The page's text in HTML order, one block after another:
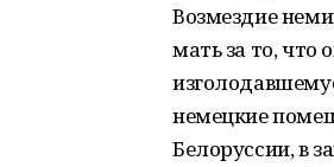
Возмездие
мать за то, что
немецкие
Белоруссии, в